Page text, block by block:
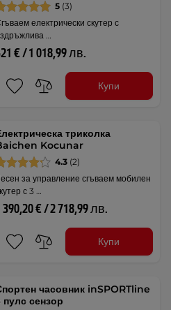
5 (3)
електрически скутер с
…
€ / 1 018,99 лв.
Купи
триколка
Kocunar
4.3 (2)
за управление сгъваем мобилен
с 3 …
390,20 € / 2 718,99 лв.
Купи
часовник inSPORTline
пулс сензор